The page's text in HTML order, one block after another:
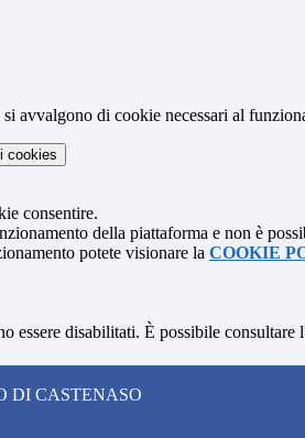
avvalgono di cookie necessari al
i cookies
consentire.
della piattaforma e non è
potete visionare la COOKIE
essere disabilitati. È possibile
DI CASTENASO